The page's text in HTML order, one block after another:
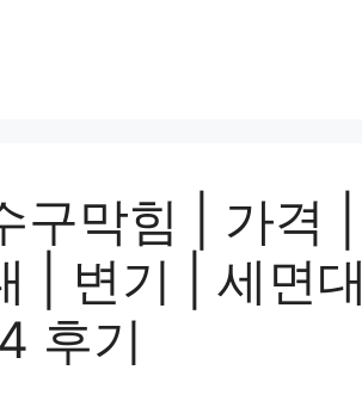
막힘 | 가격 |
| 변기 | 세면대
후기